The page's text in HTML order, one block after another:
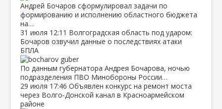
Андрей Бочаров сформулировал задачи по
формированию и исполнению областного бюджета
на…
31 июля 12:11 Волгоградская область под ударом:
Бочаров озвучил данные о последствиях атаки
БПЛА
По данным губернатора Андрея Бочарова, ночью
подразделения ПВО Минобороны России…
29 июля 17:46 Объявлен конкурс на ремонт моста
через Волго‑Донской канал в Красноармейском
районе